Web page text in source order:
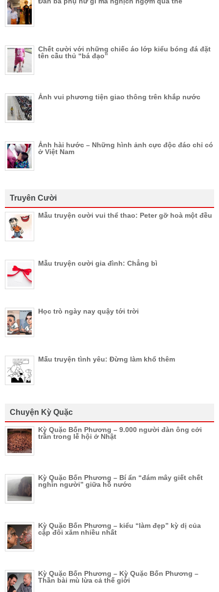
Chết cười với những chiếc áo lớp kiểu bóng đá đặt
tên cầu thủ “bá đạo”
Ảnh vui phương tiện giao thông trên khắp nước
Ảnh hài hước – Những hình ảnh cực độc đáo chỉ có
ở Việt Nam
Truyên Cười
Mẫu truyện cười vui thể thao: Peter gỡ hoà một đều
Mẫu truyện cười gia đình: Chẳng bì
Học trò ngày nay quậy tới trời
Mấu truyện tình yêu: Đừng làm khổ thêm
Chuyện Kỳ Quặc
Kỳ Quặc Bốn Phương – 9.000 người đàn ông cởi
trần trong lễ hội ở Nhật
Kỳ Quặc Bốn Phương – Bí ẩn “đám mây giết chết
nghìn người” giữa hồ nước
Kỳ Quặc Bốn Phương – kiểu “làm đẹp” kỳ dị của
cặp đôi xăm nhiều nhất
Kỳ Quặc Bốn Phương – Kỳ Quặc Bốn Phương –
Thần bài mù lừa cả thế giới